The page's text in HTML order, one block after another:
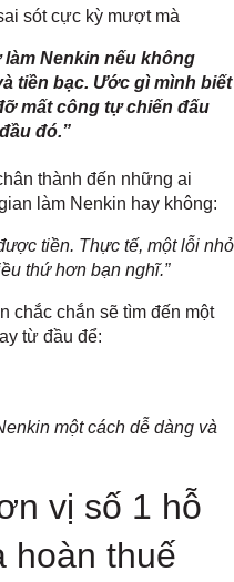
sót cực kỳ mượt mà
Nenkin nếu không
tiền bạc. Ước gì mình biết
mất công tự chiến đấu
đó.”
thành đến những ai
làm Nenkin hay không:
tiền. Thực tế, một lỗi nhỏ
thứ hơn bạn nghĩ.”
chắc chắn sẽ tìm đến một
từ đầu để:
một cách dễ dàng và
vị số 1 hỗ
hoàn thuế